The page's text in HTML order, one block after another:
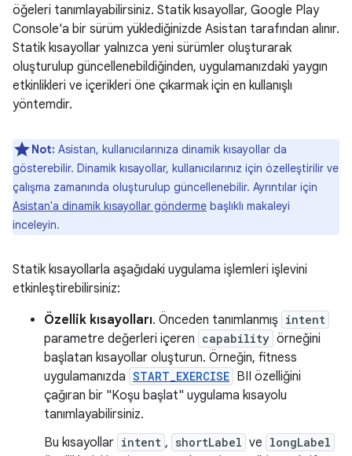
öğeleri tanımlayabilirsiniz. Statik kısayollar, Google Play
Console'a bir sürüm yüklediğinizde Asistan tarafından alınır.
Statik kısayollar yalnızca yeni sürümler oluşturarak
oluşturulup güncellenebildiğinden, uygulamanızdaki yaygın
etkinlikleri ve içerikleri öne çıkarmak için en kullanışlı
yöntemdir.
Not: Asistan, kullanıcılarınıza dinamik kısayollar da
gösterebilir. Dinamik kısayollar, kullanıcılarınız için özelleştirilir ve
çalışma zamanında oluşturulup güncellenebilir. Ayrıntılar için
Asistan'a dinamik kısayollar gönderme başlıklı makaleyi
inceleyin.
Statik kısayollarla aşağıdaki uygulama işlemleri işlevini
etkinleştirebilirsiniz:
Özellik kısayolları. Önceden tanımlanmış intent
parametre değerleri içeren capability örneğini
başlatan kısayollar oluşturun. Örneğin, fitness
uygulamanızda START_EXERCISE BII özelliğini
çağıran bir "Koşu başlat" uygulama kısayolu
tanımlayabilirsiniz.
Bu kısayollar intent , shortLabel ve longLabel